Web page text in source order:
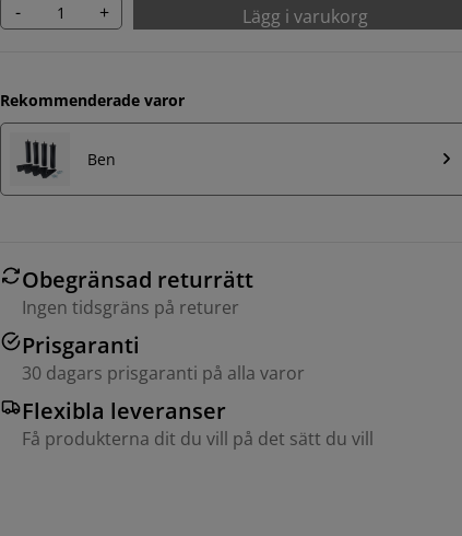
- + Lägg i varukorg
Rekommenderade varor
Ben
Obegränsad returrätt
Ingen tidsgräns på returer
Prisgaranti
30 dagars prisgaranti på alla varor
Flexibla leveranser
Få produkterna dit du vill på det sätt du vill